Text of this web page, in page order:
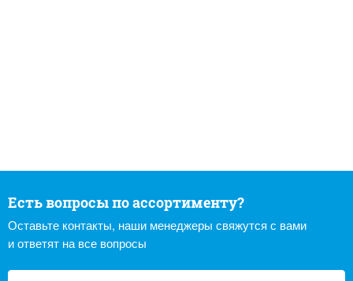
Есть вопросы по ассортименту?
Оставьте контакты, наши менеджеры свяжутся с вами
и ответят на все вопросы